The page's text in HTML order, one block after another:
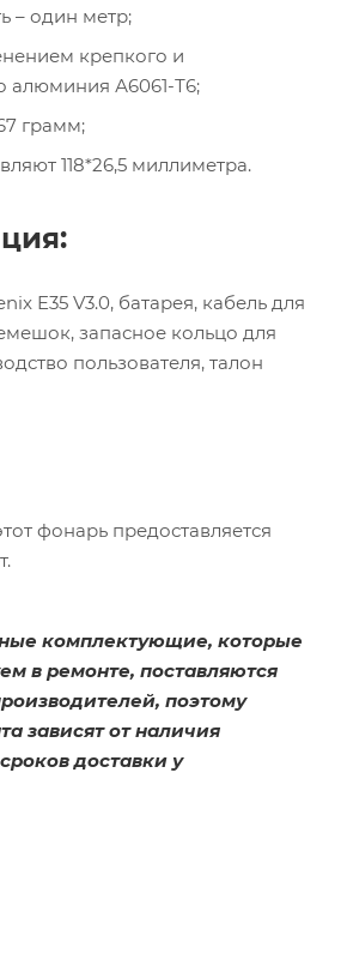
– один метр;
крепкого и
алюминия А6061-Т6;
грамм;
118*26,5 миллиметра.
E35 V3.0, батарея, кабель для
запасное кольцо для
пользователя, талон
фонарь предоставляется
комплектующие, которые
в ремонте, поставляются
поэтому
зависят от наличия
доставки у